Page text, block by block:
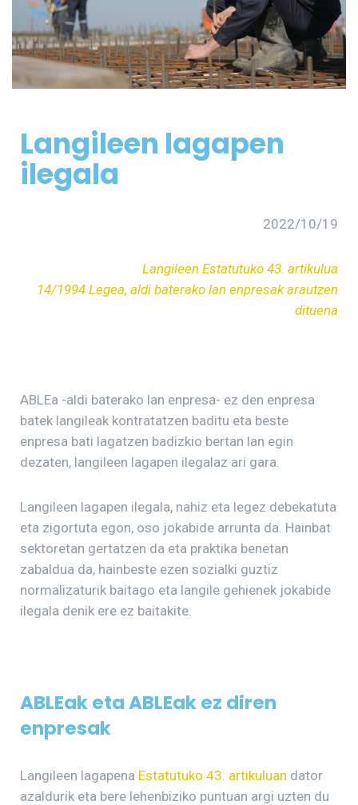
Langileen lagapen
ilegala
2022/10/19
Langileen Estatutuko 43. artikulua
14/1994 Legea, aldi baterako lan enpresak arautzen
dituena
ABLEa -aldi baterako lan enpresa- ez den enpresa
batek langileak kontratatzen baditu eta beste
enpresa bati lagatzen badizkio bertan lan egin
dezaten, langileen lagapen ilegalaz ari gara.
Langileen lagapen ilegala, nahiz eta legez debekatuta
eta zigortuta egon, oso jokabide arrunta da. Hainbat
sektoretan gertatzen da eta praktika benetan
zabaldua da, hainbeste ezen sozialki guztiz
normalizaturik baitago eta langile gehienek jokabide
ilegala denik ere ez baitakite.
ABLEak eta ABLEak ez diren
enpresak
Langileen lagapena Estatutuko 43. artikuluan dator
azaldurik eta bere lehenbiziko puntuan argi uzten du